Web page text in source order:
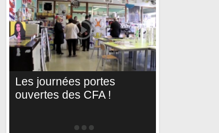
Les journées portes
ouvertes des CFA !